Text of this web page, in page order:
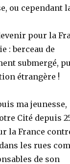
ou cependant
pour la
: berceau de
submergé,
étrangère !
ma jeunesse,
Cité depuis
la France
les rues
de son